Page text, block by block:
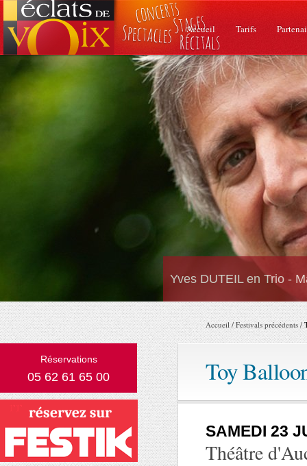
Accueil Tarifs
Yves DUTEIL en Trio -
Réservations
05 62 61 65 00
Accueil /Festivals précédents /
Toy
SAMEDI 23
Théâtre